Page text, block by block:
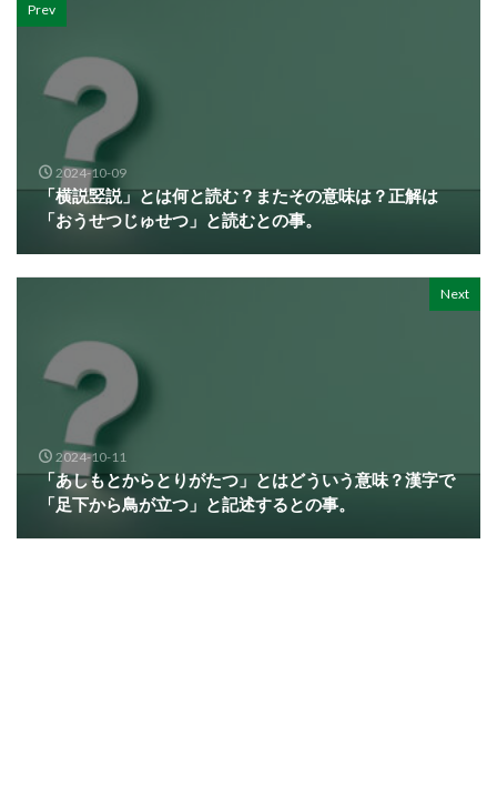
Prev
2024-10-09
「横説竪説」とは何と読む？またその意味は？正解は
「おうせつじゅせつ」と読むとの事。
Next
2024-10-11
「あしもとからとりがたつ」とはどういう意味？漢字で
「足下から鳥が立つ」と記述するとの事。